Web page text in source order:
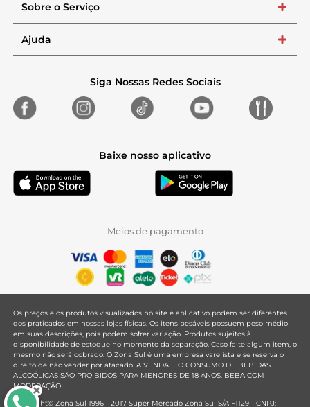
Sobre o Serviço +
Ajuda +
Siga Nossas Redes Sociais
Baixe nosso aplicativo
Meios de pagamento
Os preços e os produtos visualizados no site e aplicativo podem ser diferentes
dos praticados em nossas lojas físicas. Os itens pesáveis possuem peso médio
em suas descrições, pois podem sofrer variação. Produtos sujeitos à
disponibilidade de estoque no momento da separação. Caso falte algum item, o
mesmo não será cobrado. O Zona Sul é uma empresa varejista e se reserva o
direito de não vender por atacado. A VENDA E O CONSUMO DE BEBIDAS
ALCOÓLICAS SÃO PROIBIDOS PARA MENORES DE 18 ANOS. BEBA COM
MODERAÇÃO.
Copyright© Zona Sul 1996 - 2017 Super Mercado Zona Sul S/A F1129 - CNPJ: